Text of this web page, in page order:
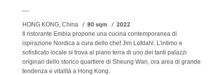
HONG KONG, China 80 sqm 2022
Il ristorante Embla propone una cucina contemporanea di
ispirazione Nordica a cura dello chef Jim Lofdahl. L’intimo e
sofisticato locale si trova al piano terra di uno dei tanti palazzi
originari dello storico quartiere di Sheung Wan, ora area di grande
tendenza e vitalità a Hong Kong.